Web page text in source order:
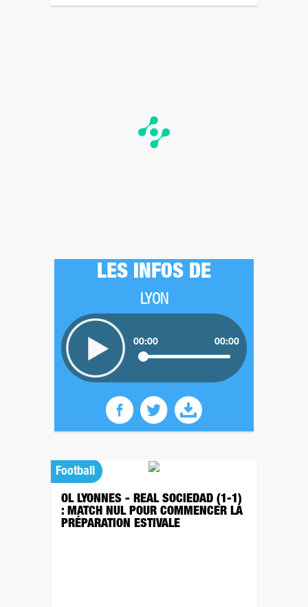
LES INFOS DE
LYON
00:00 00:00
Football
OL LYONNES - REAL SOCIEDAD (1-1)
: MATCH NUL POUR COMMENCER LA
PRÉPARATION ESTIVALE